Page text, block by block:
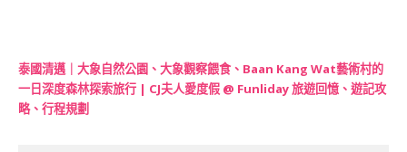
泰國清邁｜大象自然公園、大象觀察餵食、Baan Kang Wat藝術村的
一日深度森林探索旅行 | CJ夫人愛度假 @ Funliday 旅遊回憶、遊記攻
略、行程規劃